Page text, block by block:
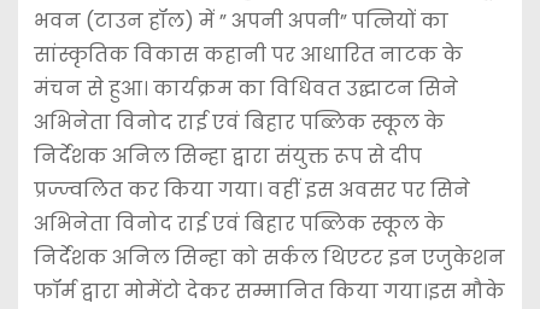
भवन (टाउन हॉल) में ” अपनी अपनी” पत्नियों का
सांस्कृतिक विकास कहानी पर आधारित नाटक के
मंचन से हुआ। कार्यक्रम का विधिवत उद्घाटन सिने
अभिनेता विनोद राई एवं बिहार पब्लिक स्कूल के
निर्देशक अनिल सिन्हा द्वारा संयुक्त रूप से दीप
प्रज्ज्वलित कर किया गया। वहीं इस अवसर पर सिने
अभिनेता विनोद राई एवं बिहार पब्लिक स्कूल के
निर्देशक अनिल सिन्हा को सर्कल थिएटर इन एजुकेशन
फॉर्म द्वारा मोमेंटो देकर सम्मानित किया गया।इस मौके